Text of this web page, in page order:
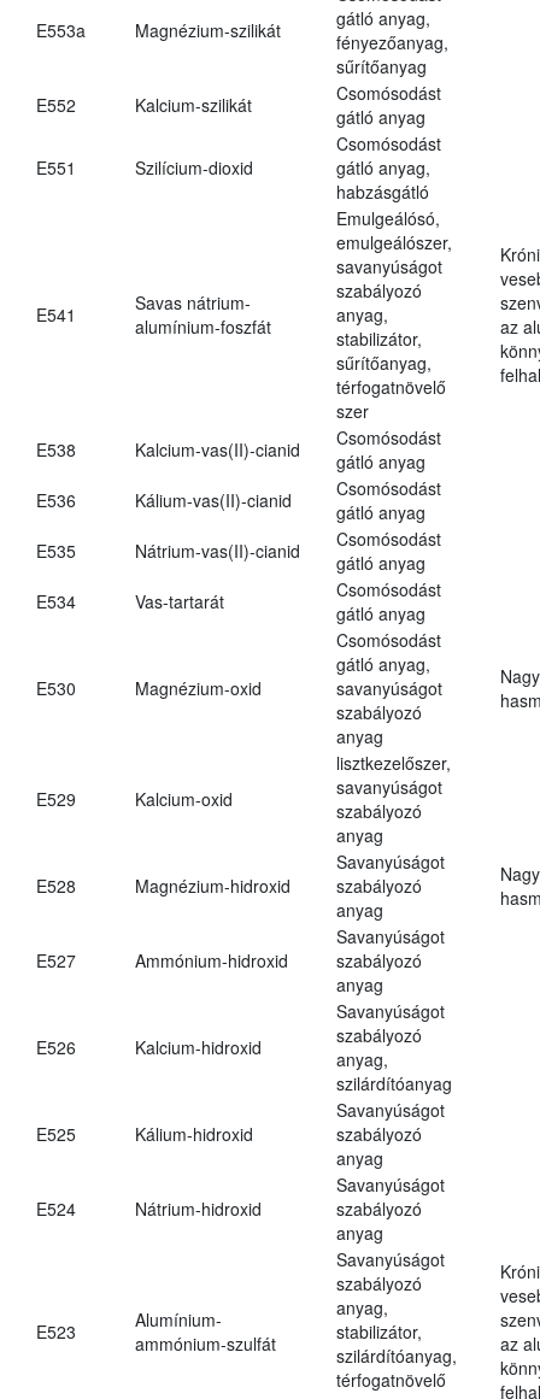
E553a Magnézium-szilikát
gátló anyag,
fényezőanyag,
sűrítőanyag
E552
Kalcium-szilikát
Csomósodást
gátló anyag
E551 Szilícium-dioxid
Csomósodást
gátló anyag,
habzásgátló
E541
Savas nátrium-
alumínium-foszfát
Emulgeálósó,
emulgeálószer,
savanyúságot
szabályozó
anyag,
stabilizátor,
sűrítőanyag,
térfogatnövelő
szer
az
E538 Kalcium-vas(II)-cianid
Csomósodást
gátló anyag
E536
Kálium-vas(II)-cianid
Csomósodást
gátló anyag
E535
Nátrium-vas(II)-cianid
Csomósodást
gátló anyag
E534
Vas-tartarát
Csomósodást
gátló anyag
E530 Magnézium-oxid
Csomósodást
gátló anyag,
savanyúságot
szabályozó
anyag
E529 Kalcium-oxid
lisztkezelőszer,
savanyúságot
szabályozó
anyag
E528 Magnézium-hidroxid
Savanyúságot
szabályozó
anyag
E527 Ammónium-hidroxid
Savanyúságot
szabályozó
anyag
E526 Kalcium-hidroxid
Savanyúságot
szabályozó
anyag,
szilárdítóanyag
E525 Kálium-hidroxid
Savanyúságot
szabályozó
anyag
E524 Nátrium-hidroxid
Savanyúságot
szabályozó
anyag
E523
Alumínium-
ammónium-szulfát
Savanyúságot
szabályozó
anyag,
stabilizátor,
szilárdítóanyag,
térfogatnövelő
az